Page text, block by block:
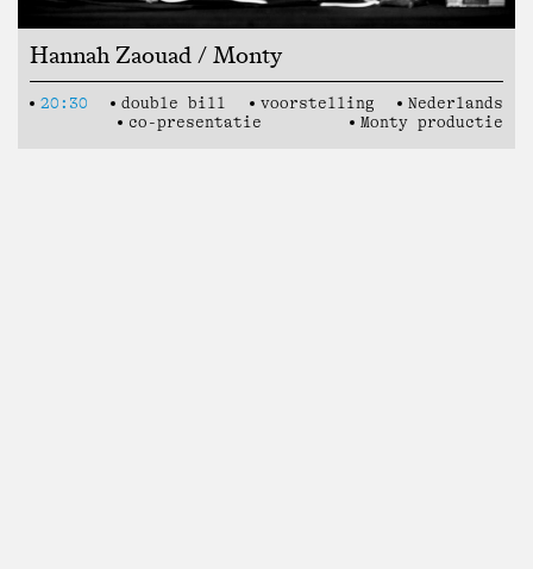
Hannah Zaouad / Monty
20:30 double bill voorstelling
Nederlands
co-presentatie
Monty productie